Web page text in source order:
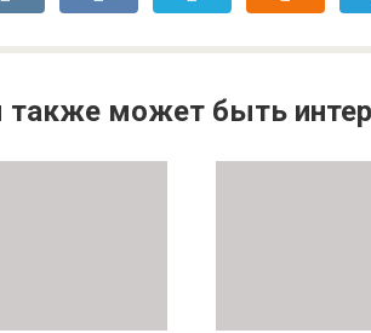
также может быть